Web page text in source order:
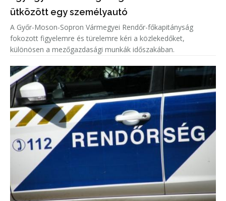
ütközött egy személyautó
A Győr-Moson-Sopron Vármegyei Rendőr-főkapitányság
fokozott figyelemre és türelemre kéri a közlekedőket,
különösen a mezőgazdasági munkák időszakában.